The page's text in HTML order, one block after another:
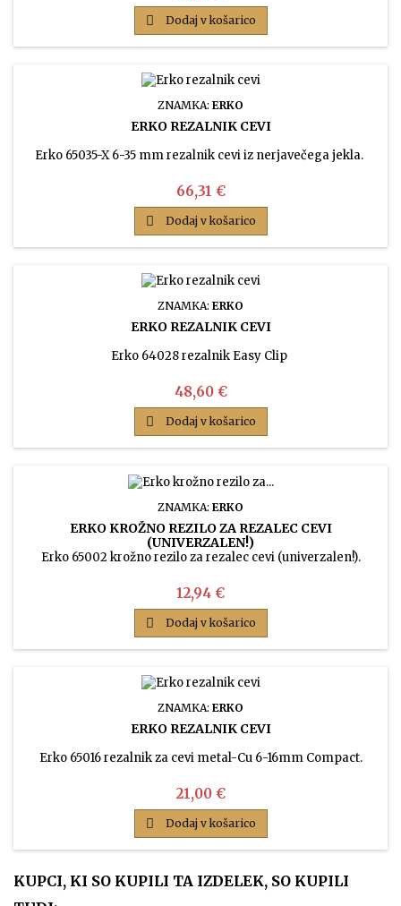
 Dodaj v košarico
ZNAMKA: ERKO
ERKO REZALNIK CEVI
Erko 65035-X 6-35 mm rezalnik cevi iz nerjavečega jekla.
Cena
66,31 €
 Dodaj v košarico
ZNAMKA: ERKO
ERKO REZALNIK CEVI
Erko 64028 rezalnik Easy Clip
Cena
48,60 €
 Dodaj v košarico
ZNAMKA: ERKO
ERKO KROŽNO REZILO ZA REZALEC CEVI
(UNIVERZALEN!)
Erko 65002 krožno rezilo za rezalec cevi (univerzalen!).
Cena
12,94 €
 Dodaj v košarico
ZNAMKA: ERKO
ERKO REZALNIK CEVI
Erko 65016 rezalnik za cevi metal-Cu 6-16mm Compact.
Cena
21,00 €
 Dodaj v košarico
KUPCI, KI SO KUPILI TA IZDELEK, SO KUPILI